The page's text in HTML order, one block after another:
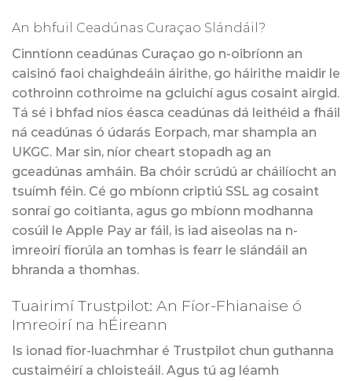
An bhfuil Ceadúnas Curaçao Slándáil?
Cinntíonn ceadúnas Curaçao go n-oibríonn an
caisinó faoi chaighdeáin áirithe, go háirithe maidir le
cothroinn cothroime na gcluichí agus cosaint airgid.
Tá sé i bhfad níos éasca ceadúnas dá leithéid a fháil
ná ceadúnas ó údarás Eorpach, mar shampla an
UKGC. Mar sin, níor cheart stopadh ag an
gceadúnas amháin. Ba chóir scrúdú ar cháilíocht an
tsuímh féin. Cé go mbíonn criptiú SSL ag cosaint
sonraí go coitianta, agus go mbíonn modhanna
cosúil le Apple Pay ar fáil, is iad aiseolas na n-
imreoirí fíorúla an tomhas is fearr le slándáil an
bhranda a thomhas.
Tuairimí Trustpilot: An Fíor-Fhianaise ó
Imreoirí na hÉireann
Is ionad fíor-luachmhar é Trustpilot chun guthanna
custaiméirí a chloisteáil. Agus tú ag léamh